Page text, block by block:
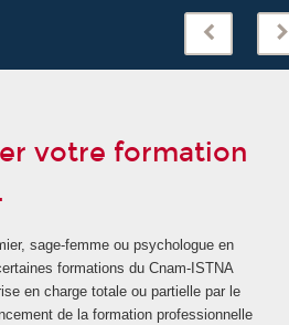
votre formation
sage-femme ou psychologue en
formations du Cnam-ISTNA
en charge totale ou partielle par le
de la formation professionnelle